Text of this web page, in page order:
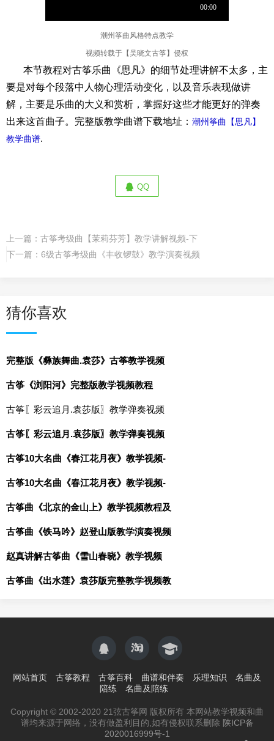
潮州筝曲风格特点教学
视频转载于【吴晓文古筝】侵权
本节教程对古筝乐曲《思凡》的细节处理讲解不太多，主
要是对每个段落中人物心理活动变化，以及音乐表现做讲
解，主要是乐曲的大义和赏析，掌握好这些才能更好的弹奏
出来这首曲子。完整版教学曲谱下载地址： 潮州筝曲【思凡】
教学曲谱.
QQ
上一篇： 古筝考级曲【茉莉芬芳】教学讲解视频-下
下一篇： 6级古筝考级曲《丰收锣鼓》教学演奏视频
猜你喜欢
完整版《彝族舞曲.袁莎》古筝教学视频
古筝《浏阳河》完整版教学视频教程
古筝〖彩云追月.袁莎版〗教学弹奏视频
古筝〖彩云追月.袁莎版〗教学弹奏视频
古筝10大名曲《春江花月夜》教学视频-
古筝10大名曲《春江花月夜》教学视频-
古筝曲《北京的金山上》教学视频教程及
古筝曲《铁马吟》赵登山版教学演奏视频
赵真讲解古筝曲《雪山春晓》教学视频
古筝曲《出水莲》袁莎版完整教学视频教
网站首页 古筝教程 古筝百科 曲谱和伴奏 乐理知识
名曲及
陪练
名曲及陪练
Copyright © 2002-2020 21弦古筝网 版权所有 本网站教学视频和曲
谱均来源于网络，没有做盈利目的,如有侵权联系删除 陕ICP备
2020016999号-1